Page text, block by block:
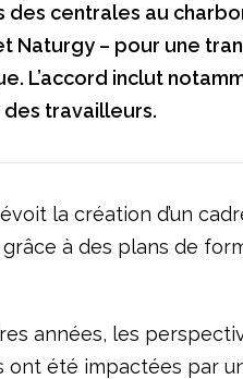
des centrales au
Naturgy – pour une
L’accord inclut
travailleurs.
la création d’un
à des plans de
années, les
ont été impactées par